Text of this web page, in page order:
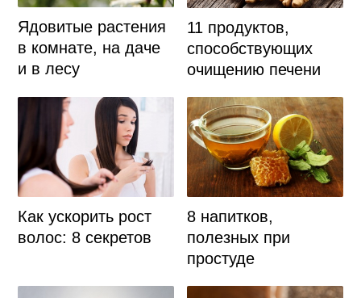
Ядовитые растения
в комнате, на даче
и в лесу
11 продуктов,
способствующих
очищению печени
Как ускорить рост
волос: 8 секретов
8 напитков,
полезных при
простуде